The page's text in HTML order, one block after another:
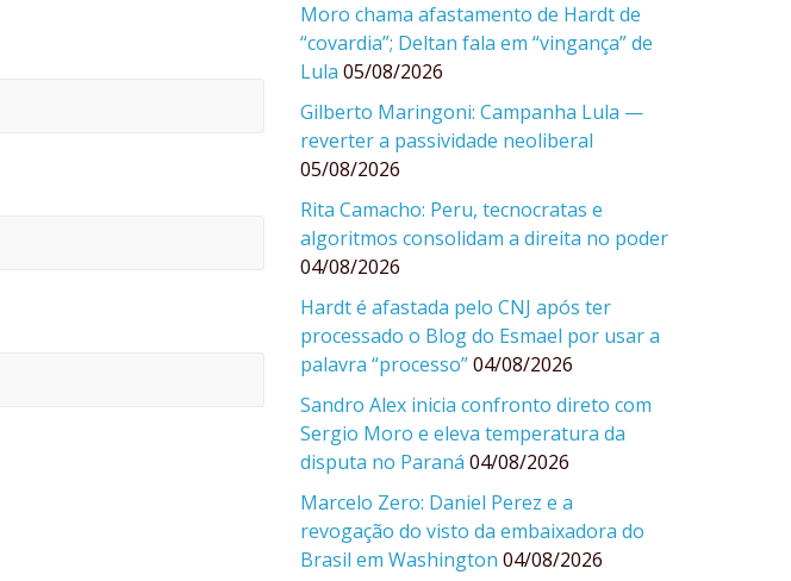
Moro chama afastamento de Hardt de
“covardia”; Deltan fala em “vingança” de
Lula 05/08/2026
Gilberto Maringoni: Campanha Lula —
reverter a passividade neoliberal
05/08/2026
Rita Camacho: Peru, tecnocratas e
algoritmos consolidam a direita no poder
04/08/2026
Hardt é afastada pelo CNJ após ter
processado o Blog do Esmael por usar a
palavra “processo”04/08/2026
Sandro Alex inicia confronto direto com
Sergio Moro e eleva temperatura da
disputa no Paraná 04/08/2026
Marcelo Zero: Daniel Perez e a
revogação do visto da embaixadora do
Brasil em Washington 04/08/2026